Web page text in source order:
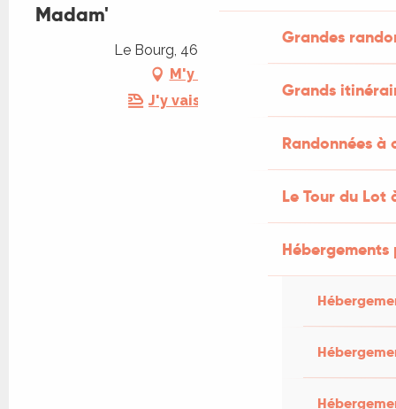
Grandes
Grands
Randonnées
Le Tour du Lot
Madam'
Le Bourg, 46600 Baladou
M'y rendre
J'y vais en train !